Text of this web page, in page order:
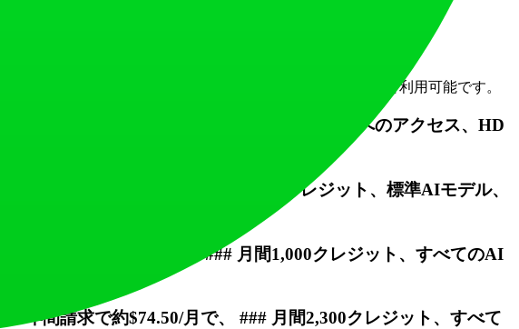
す。
ます。期間限定で、すべての年間プランが ### 50%割引で利用可能です。
ームにはログインが必要）、標準AIモデルへのアクセス、HD
求で約$19.50/月で、 ### 月間400クレジット、標準AIモデル、
請求で約$39.50/月で、 ### 月間1,000クレジット、すべてのAI
ります。
年間請求で約$74.50/月で、 ### 月間2,300クレジット、すべて